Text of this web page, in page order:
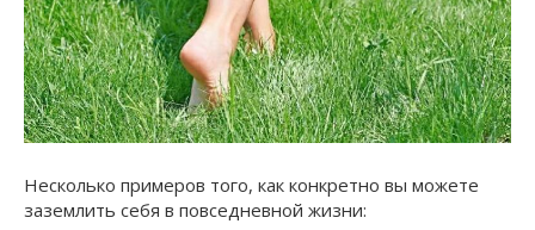
Несколько примеров того, как конкретно вы можете
заземлить себя в повседневной жизни: